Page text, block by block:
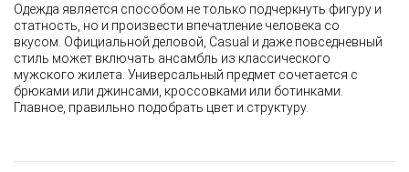
Одежда является способом не только подчеркнуть фигуру и
статность, но и произвести впечатление человека со
вкусом. Официальной деловой, Casual и даже повседневный
стиль может включать ансамбль из классического
мужского жилета. Универсальный предмет сочетается с
брюками или джинсами, кроссовками или ботинками.
Главное, правильно подобрать цвет и структуру.